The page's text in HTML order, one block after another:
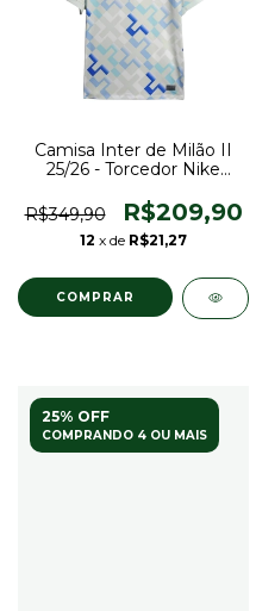
Camisa Inter de Milão II
25/26 - Torcedor Nike
detalhes em roxo e azul
R$349,90 R$209,90
12 x de R$21,27
COMPRAR
25% OFF
COMPRANDO 4 OU MAIS